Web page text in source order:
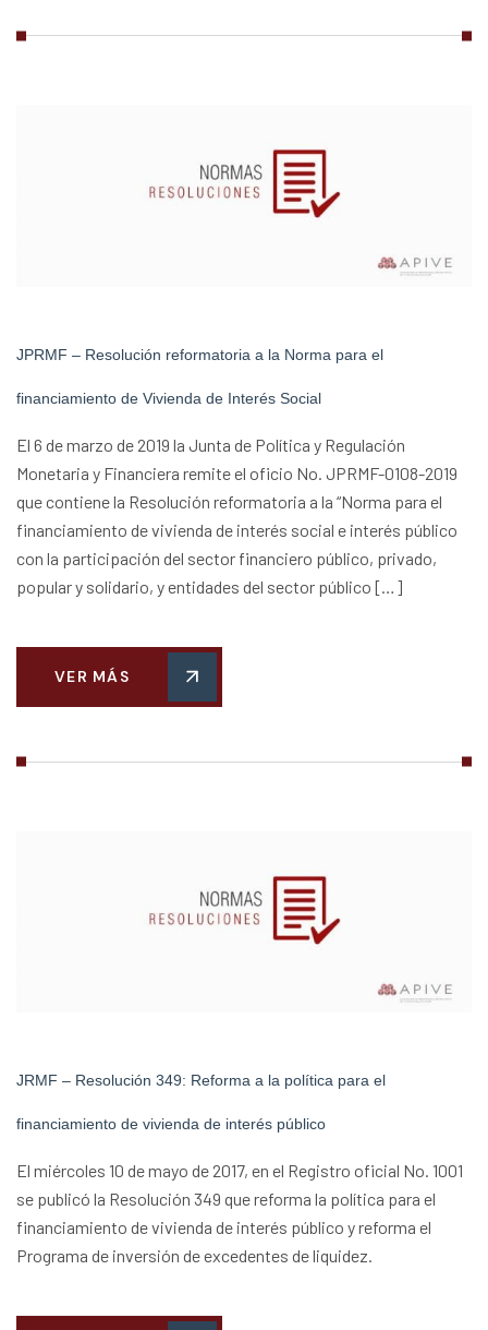
JPRMF – Resolución reformatoria a la Norma para el
financiamiento de Vivienda de Interés Social
El 6 de marzo de 2019 la Junta de Política y Regulación
Monetaria y Financiera remite el oficio No. JPRMF-0108-2019
que contiene la Resolución reformatoria a la “Norma para el
financiamiento de vivienda de interés social e interés público
con la participación del sector financiero público, privado,
popular y solidario, y entidades del sector público […]
VER MÁS
JRMF – Resolución 349: Reforma a la política para el
financiamiento de vivienda de interés público
El miércoles 10 de mayo de 2017, en el Registro oficial No. 1001
se publicó la Resolución 349 que reforma la política para el
financiamiento de vivienda de interés público y reforma el
Programa de inversión de excedentes de liquidez.